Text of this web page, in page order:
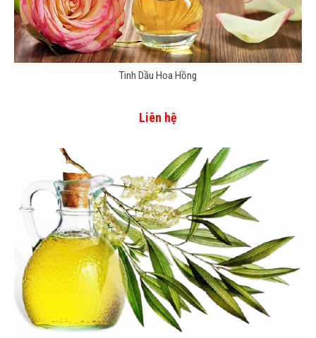
Tinh Dầu Hoa Hồng
Liên hệ